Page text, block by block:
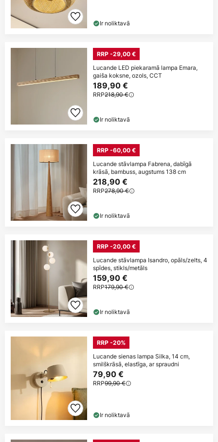
Ir noliktavā
RRP -29,00 €
Lucande LED piekaramā lampa Emara,
gaiša koksne, ozols, CCT
189,90 €
RRP218,90 €
Ir noliktavā
RRP -60,00 €
Lucande stāvlampa Fabrena, dabīgā
krāsā, bambuss, augstums 138 cm
218,90 €
RRP278,90 €
Ir noliktavā
RRP -20,00 €
Lucande stāvlampa Isandro, opāls/zelts, 4
spīdes, stikls/metāls
159,90 €
RRP179,90 €
Ir noliktavā
RRP -20%
Lucande sienas lampa Silka, 14 cm,
smilškrāsā, elastīga, ar spraudni
79,90 €
RRP99,90 €
Ir noliktavā